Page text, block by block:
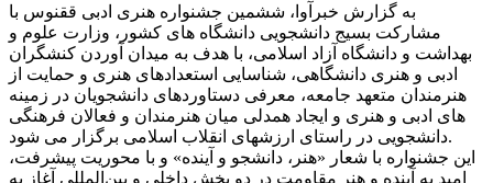
به گزارش خبرآوا، ششمین جشنواره هنری ادبی ققنوس با
مشارکت بسیج دانشجویی دانشگاه های کشور، وزارت علوم و
بهداشت و دانشگاه آزاد اسلامی، با هدف به میدان آوردن کنشگران
ادبی و هنری دانشگاهی، شناسایی استعدادهای هنری و حمایت از
هنرمندان متعهد جامعه، معرفی دستاوردهای دانشجویان در زمینه
های ادبی و هنری و ایجاد همدلی میان هنرمندان و فعالان فرهنگی
دانشجویی در راستای ارزشهای انقلاب اسلامی برگزار می شود.
این جشنواره با شعار «هنر، دانشجو و آینده» و با محوریت پیشرفت،
امید به آینده و هنر مقاومت در دو بخش داخلی و بین‌المللی آغاز به